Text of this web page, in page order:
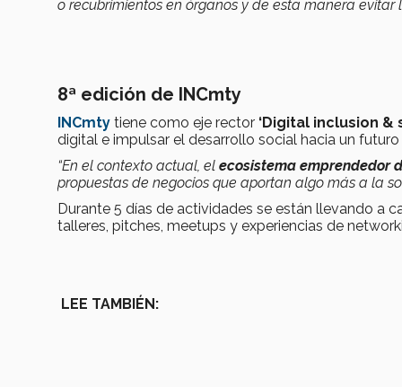
o recubrimientos en órganos y de esta manera evitar
8ª edición de INCmty
INCmty tiene como eje rector ‘Digital inclusion &
digital e impulsar el desarrollo social hacia un
“En el contexto actual, el ecosistema emprendedor
propuestas de negocios que aportan algo más a la
Durante 5 días de actividades se están llevando a
talleres, pitches, meetups y experiencias de
LEE TAMBIÉN: